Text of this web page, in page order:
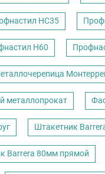
НС35
Н60
металлопрокат
Штакетник
Barrera 80мм прямой